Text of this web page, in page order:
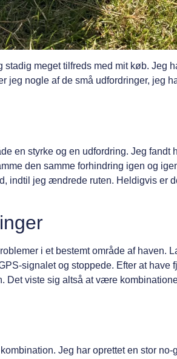
meget tilfreds med mit køb. Jeg
jeg nogle af de små udfordringer, jeg
en styrke og en udfordring. Jeg fandt
den samme forhindring igen og
indtil jeg ændrede ruten. Heldigvis er
i et bestemt område af haven.
signalet og stoppede. Efter at have
Det viste sig altså at være
Jeg har oprettet en stor